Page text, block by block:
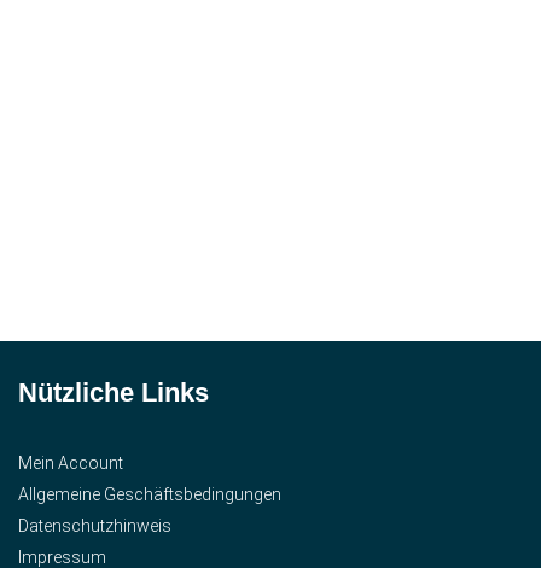
Nützliche Links
Mein Account
Allgemeine Geschäftsbedingungen
Datenschutzhinweis
Impressum